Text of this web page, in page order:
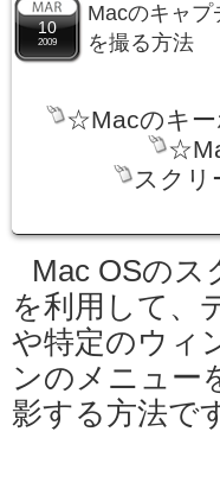
10
2009
Macのキャ
を撮る方法
☆Macのキー
スクリ
Mac OSのス
を利用して、
や特定のウィ
ンのメニュー
影する方法で